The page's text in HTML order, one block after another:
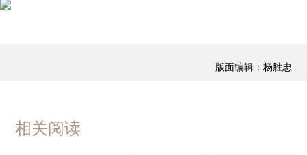
版面编辑：杨胜忠
相关阅读